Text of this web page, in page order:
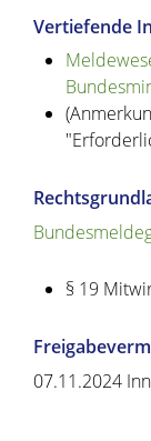
Vertiefende
§ 19
07.11.2024